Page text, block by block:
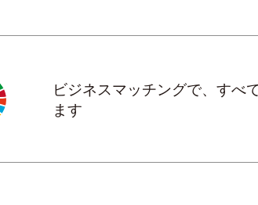
ビジネスマッチングで、すべ
ます